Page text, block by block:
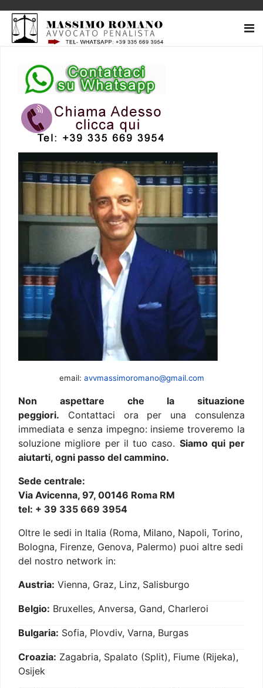
email: avvmassimoromano@gmail.com
Non aspettare che la situazione
peggiori. Contattaci ora per una consulenza
immediata e senza impegno: insieme troveremo la
soluzione migliore per il tuo caso. Siamo qui per
aiutarti, ogni passo del cammino.
Sede centrale:
Via Avicenna, 97, 00146 Roma RM
tel: + 39 335 669 3954
Oltre le sedi in Italia (Roma, Milano, Napoli, Torino,
Bologna, Firenze, Genova, Palermo) puoi altre sedi
del nostro network in:
Austria: Vienna, Graz, Linz, Salisburgo
Belgio: Bruxelles, Anversa, Gand, Charleroi
Bulgaria: Sofia, Plovdiv, Varna, Burgas
Croazia: Zagabria, Spalato (Split), Fiume (Rijeka),
Osijek